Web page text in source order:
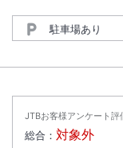
駐車場あり
JTBお客様アンケート評
総合： 対象外